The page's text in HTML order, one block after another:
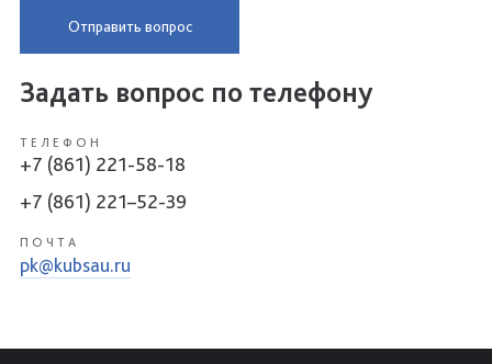
Отправить вопрос
Задать вопрос по телефону
ТЕЛЕФОН
+7 (861) 221-58-18
+7 (861) 221–52-39
ПОЧТА
pk@kubsau.ru